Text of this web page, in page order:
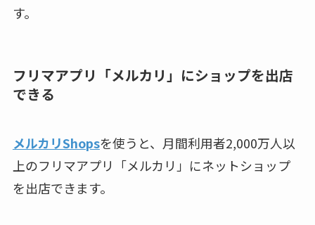
す。
フリマアプリ「メルカリ」にショップを出店
できる
メルカリShopsを使うと、月間利用者2,000万人以
上のフリマアプリ「メルカリ」にネットショップ
を出店できます。